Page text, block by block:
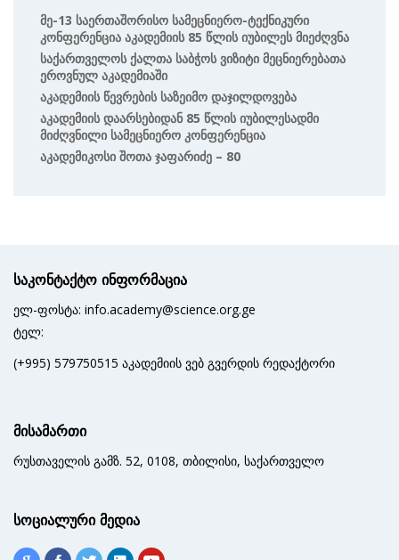
Მე-13 Საერთაშორისო Სამეცნიერო-Ტექნიკური
Კონფერენცია Აკადემიის 85 Წლის Იუბილეს Მიეძღვნა
Საქართველოს Ქალთა Საბჭოს Ვიზიტი Მეცნიერებათა
Ეროვნულ Აკადემიაში
Აკადემიის Წევრების Საზეიმო Დაჯილდოვება
Აკადემიის Დაარსებიდან 85 Წლის Იუბილესადმი
Მიძღვნილი Სამეცნიერო Კონფერენცია
Აკადემიკოსი Შოთა Ჯაფარიძე – 80
საკონტაქტო ინფორმაცია
ელ-ფოსტა: info.academy@science.org.ge
ტელ:
(+995) 579750515 აკადემიის ვებ გვერდის რედაქტორი
მისამართი
რუსთაველის გამზ. 52, 0108, თბილისი, საქართველო
სოციალური მედია